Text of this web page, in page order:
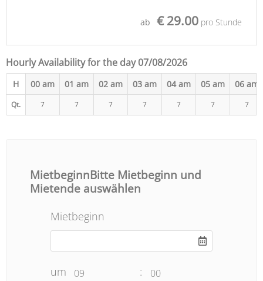
ab € 29.00 pro Stunde
Hourly Availability for the day 07/08/2026
H 00 am 01 am 02 am 03 am 04 am 05 am 06 am
Qt. 7 7 7 7 7 7 7
MietbeginnBitte Mietbeginn und
Mietende auswählen
Mietbeginn
um 09 : 00